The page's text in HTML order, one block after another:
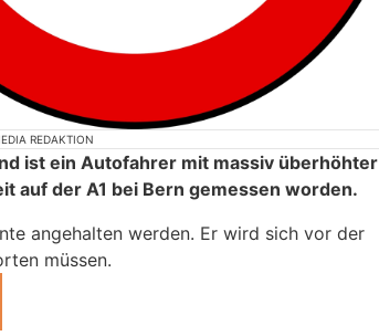
REDAKTION
ist ein Autofahrer mit massiv überhöhter
auf der A1 bei Bern gemessen worden.
angehalten werden. Er wird sich vor der
müssen.